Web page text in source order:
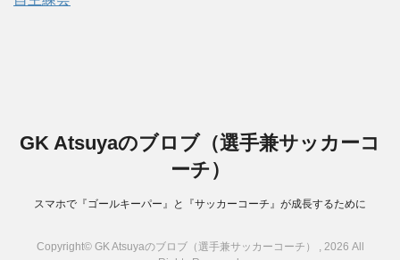
GK Atsuyaのブロブ（選手兼サッカーコ
ーチ）
スマホで『ゴールキーパー』と『サッカーコーチ』が成長するために
Copyright© GK Atsuyaのブロブ（選手兼サッカーコーチ） , 2026 All